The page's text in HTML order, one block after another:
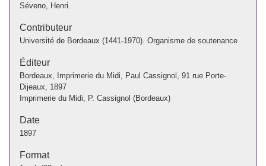
Séveno, Henri.
Contributeur
Université de Bordeaux (1441-1970). Organisme de soutenance
Éditeur
Bordeaux, Imprimerie du Midi, Paul Cassignol, 91 rue Porte-
Dijeaux, 1897
Imprimerie du Midi, P. Cassignol (Bordeaux)
Date
1897
Format